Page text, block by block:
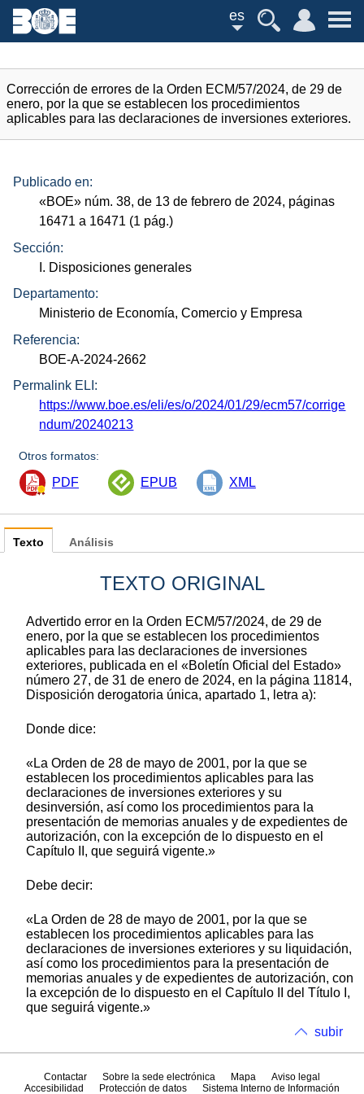
es
Corrección de errores de la Orden ECM/57/2024, de 29 de
enero, por la que se establecen los procedimientos
aplicables para las declaraciones de inversiones exteriores.
Publicado en:
«BOE» núm. 38, de 13 de febrero de 2024, páginas
16471 a 16471 (1 pág.)
Sección:
I. Disposiciones generales
Departamento:
Ministerio de Economía, Comercio y Empresa
Referencia:
BOE-A-2024-2662
Permalink ELI:
https://www.boe.es/eli/es/o/2024/01/29/ecm57/corrige
ndum/20240213
Otros formatos:
PDF EPUB XML
Texto
TEXTO ORIGINAL
Advertido error en la Orden ECM/57/2024, de 29 de
enero, por la que se establecen los procedimientos
aplicables para las declaraciones de inversiones
exteriores, publicada en el «Boletín Oficial del Estado»
número 27, de 31 de enero de 2024, en la página 11814,
Disposición derogatoria única, apartado 1, letra a):
Donde dice:
«La Orden de 28 de mayo de 2001, por la que se
establecen los procedimientos aplicables para las
declaraciones de inversiones exteriores y su
desinversión, así como los procedimientos para la
presentación de memorias anuales y de expedientes de
autorización, con la excepción de lo dispuesto en el
Capítulo II, que seguirá vigente.»
Debe decir:
«La Orden de 28 de mayo de 2001, por la que se
establecen los procedimientos aplicables para las
declaraciones de inversiones exteriores y su liquidación,
así como los procedimientos para la presentación de
memorias anuales y de expedientes de autorización, con
la excepción de lo dispuesto en el Capítulo II del Título I,
que seguirá vigente.»
Análisis
subir
Contactar Sobre la sede electrónica Mapa
Aviso legal
Accesibilidad
Protección de datos
Sistema Interno de Información